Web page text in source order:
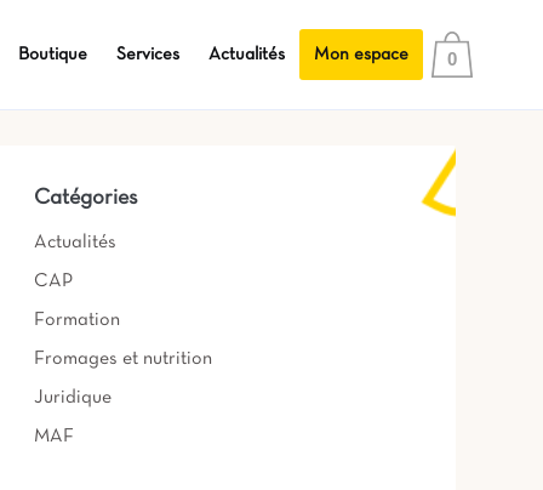
0
Boutique Services Actualités Mon espace
Catégories
Actualités
CAP
Formation
Fromages et nutrition
Juridique
MAF